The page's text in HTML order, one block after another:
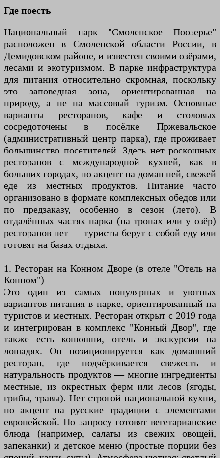
Где поесть
Национальный парк "Смоленское Поозерье"
расположен в Смоленской области России, в
Демидовском районе, и известен своими озёрами,
лесами и экотуризмом. В парке инфраструктура
для питания относительно скромная, поскольку
это заповедная зона, ориентированная на
природу, а не на массовый туризм. Основные
варианты ресторанов, кафе и столовых
сосредоточены в посёлке Пржевальское
(административный центр парка), где проживает
большинство посетителей. Здесь нет роскошных
ресторанов с международной кухней, как в
больших городах, но акцент на домашней, свежей
еде из местных продуктов. Питание часто
организовано в формате комплексных обедов или
по предзаказу, особенно в сезон (лето). В
отдалённых частях парка (на тропах или у озёр)
ресторанов нет — туристы берут с собой еду или
готовят на базах отдыха.
1. Ресторан на Конном Дворе (в отеле "Отель на
Конном")
Это один из самых популярных и уютных
вариантов питания в парке, ориентированный на
туристов и местных. Ресторан открыт с 2019 года
и интегрирован в комплекс "Конный Двор", где
также есть конюшни, отель и экскурсии на
лошадях. Он позиционируется как домашний
ресторан, где подчёркивается свежесть и
натуральность продуктов — многие ингредиенты
местные, из окрестных ферм или лесов (ягоды,
грибы, травы). Нет строгой национальной кухни,
но акцент на русские традиции с элементами
европейской. По запросу готовят вегетарианские
блюда (например, салаты из свежих овощей,
запеканки) и детское меню (простые порции без